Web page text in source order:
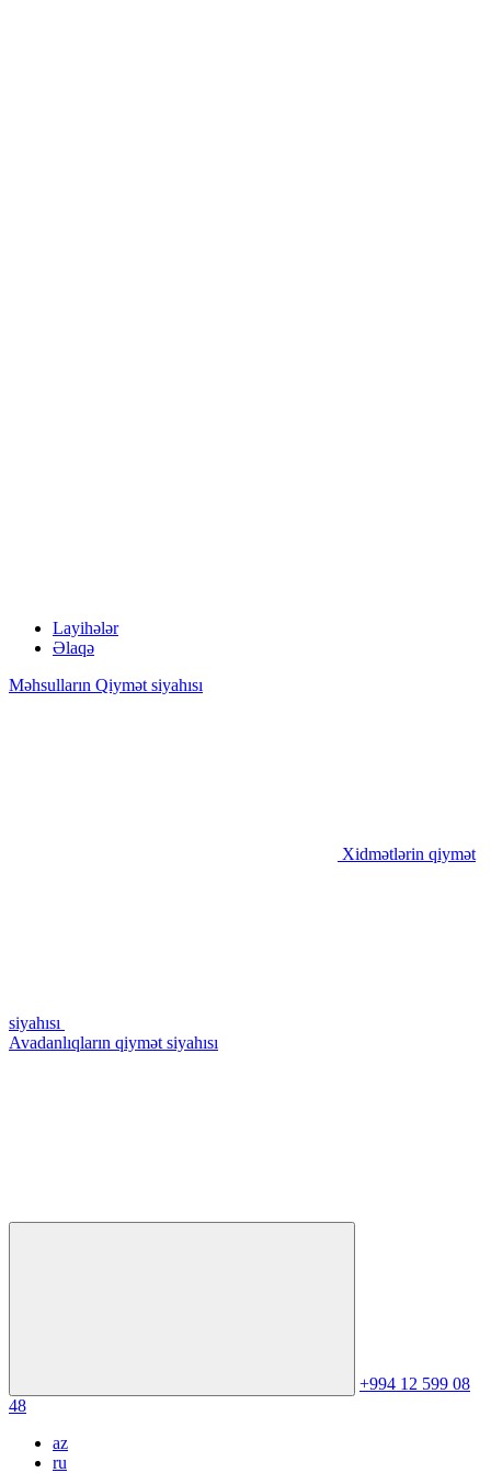
Layihələr
Əlaqə
Məhsulların Qiymət siyahısı
Xidmətlərin qiymət
siyahısı
Avadanlıqların qiymət siyahısı
+994 12 599 08
48
az
ru